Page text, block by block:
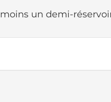
un demi-